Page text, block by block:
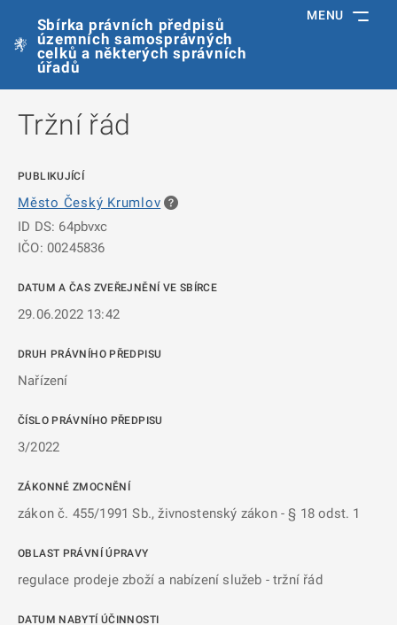
Sbírka právních předpisů
územních samosprávných
celků a některých správních
úřadů
MENU
Tržní řád
PUBLIKUJÍCÍ
Město Český Krumlov
ID DS: 64pbvxc
IČO: 00245836
DATUM A ČAS ZVEŘEJNĚNÍ VE SBÍRCE
29.06.2022 13:42
DRUH PRÁVNÍHO PŘEDPISU
Nařízení
ČÍSLO PRÁVNÍHO PŘEDPISU
3/2022
ZÁKONNÉ ZMOCNĚNÍ
zákon č. 455/1991 Sb., živnostenský zákon - § 18 odst. 1
OBLAST PRÁVNÍ ÚPRAVY
regulace prodeje zboží a nabízení služeb - tržní řád
DATUM NABYTÍ ÚČINNOSTI